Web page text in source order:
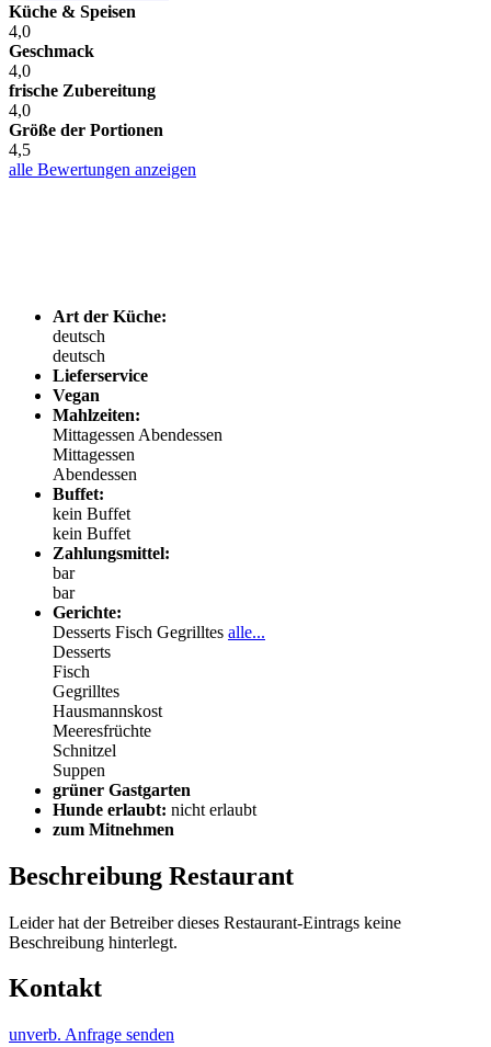
Küche & Speisen
4,0
Geschmack
4,0
frische Zubereitung
4,0
Größe der Portionen
4,5
alle Bewertungen anzeigen
Art der Küche:
deutsch
deutsch
Lieferservice
Vegan
Mahlzeiten:
Mittagessen Abendessen
Mittagessen
Abendessen
Buffet:
kein Buffet
kein Buffet
Zahlungsmittel:
bar
bar
Gerichte:
Desserts Fisch Gegrilltes alle...
Desserts
Fisch
Gegrilltes
Hausmannskost
Meeresfrüchte
Schnitzel
Suppen
grüner Gastgarten
Hunde erlaubt: nicht erlaubt
zum Mitnehmen
Beschreibung Restaurant
Leider hat der Betreiber dieses Restaurant-Eintrags keine
Beschreibung hinterlegt.
Kontakt
unverb. Anfrage senden